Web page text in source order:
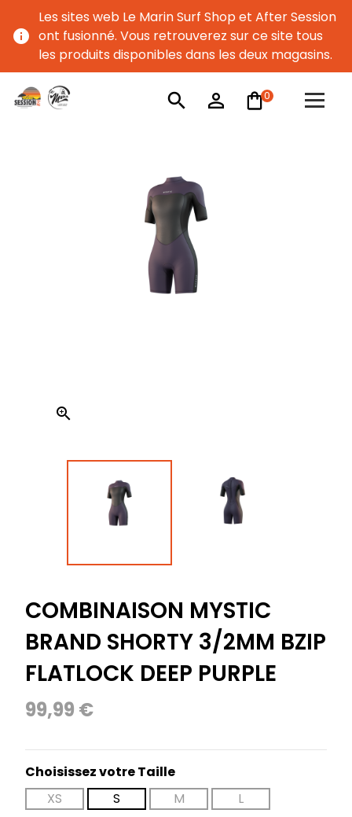
info
Les sites web Le Marin Surf Shop et After Session
ont fusionné. Vous retrouverez sur ce site tous
les produits disponibles dans les deux magasins.
search person_outline 0

COMBINAISON MYSTIC
BRAND SHORTY 3/2MM BZIP
FLATLOCK DEEP PURPLE
99,99 €
Choisissez votre Taille
XS
S M L